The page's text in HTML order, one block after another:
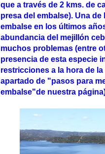
que a través de 2 kms. de
presa del embalse). Una de
embalse en los últimos
abundancia del mejillón
muchos problemas (entre
presencia de esta especie
restricciones a la hora de
apartado de "pasos para
embalse"de nuestra